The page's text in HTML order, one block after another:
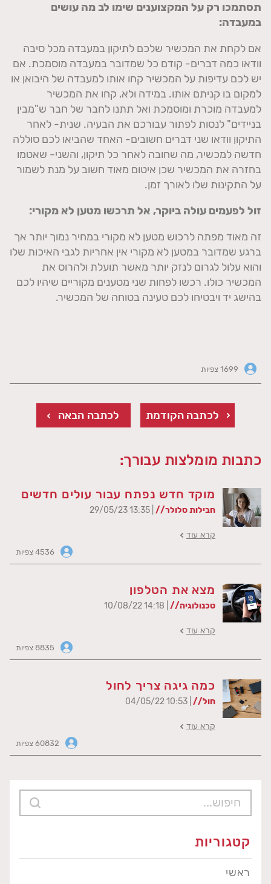
תסתמכו רק על המקצוענים שימו לב מה עושים
במעבדה:
אם לקחת את המכשיר שלכם לתיקון במעבדה מכל סיבה
וודאו כמה דברים- קודם כל שמדובר במעבדה מוסמכת. אם
יש לכם עדיפות על המכשיר קחו אותו למעבדה של היבואן או
למקום בו קניתם אותו. במידה ולא, קחו את המכשיר
למעבדה מוכרת ומוסמכת ואל תתנו לחבר של חבר ש"מבין
בניידים" לנסות לפתור עבורכם את הבעיה. שנית- לאחר
התיקון וודאו שני דברים חשובים- האחד שהביאו לכם סוללה
חדשה למכשיר, מה שחובה לאחר כל תיקון, והשני- שאטמו
בחזרה את המכשיר שכן איטום מאוד חשוב על מנת לשמור
על התקינות שלו לאורך זמן.
זול לפעמים עולה ביוקר, אל תרכשו מטען לא מקורי:
זה מאוד מפתה לרכוש מטען לא מקורי במחיר נמוך יותר אך
ברגע שמדובר במטען לא מקורי אין אחריות לגבי האיכות שלו
והוא עלול לגרום לנזק יותר מאשר תועלת ולהרוס את
המכשיר כולו. רכשו לפחות שני מטענים מקוריים שיהיו לכם
בהישג יד ויבטיחו לכם טעינה בטוחה של המכשיר.
לכתבה הקודמת לכתבה הבאה
כתבות מומלצות עבורך:
מוקד חדש נפתח עבור עולים חדשים
חבילות סלולר//
קרא עוד
מצא את הטלפון
טכנולוגיה//
קרא עוד
כמה גיגה צריך לחול
חול//
קרא עוד
קטגוריות
ראשי